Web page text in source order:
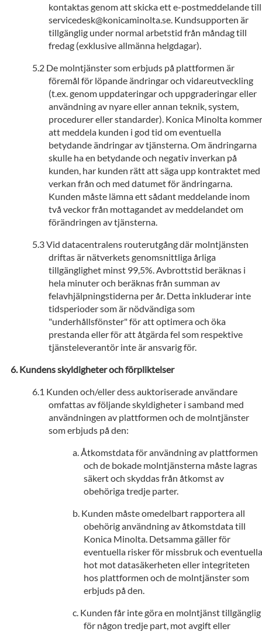
kontaktas genom att skicka ett e-postmeddelande till
servicedesk@konicaminolta.se. Kundsupporten är
tillgänglig under normal arbetstid från måndag till
fredag (exklusive allmänna helgdagar).
De molntjänster som erbjuds på plattformen är
föremål för löpande ändringar och vidareutveckling
(t.ex. genom uppdateringar och uppgraderingar eller
användning av nyare eller annan teknik, system,
procedurer eller standarder). Konica Minolta kommer
att meddela kunden i god tid om eventuella
betydande ändringar av tjänsterna. Om ändringarna
skulle ha en betydande och negativ inverkan på
kunden, har kunden rätt att säga upp kontraktet med
verkan från och med datumet för ändringarna.
Kunden måste lämna ett sådant meddelande inom
två veckor från mottagandet av meddelandet om
förändringen av tjänsterna.
Vid datacentralens routerutgång där molntjänsten
driftas är nätverkets genomsnittliga årliga
tillgänglighet minst 99,5%. Avbrottstid beräknas i
hela minuter och beräknas från summan av
felavhjälpningstiderna per år. Detta inkluderar inte
tidsperioder som är nödvändiga som
"underhållsfönster" för att optimera och öka
prestanda eller för att åtgärda fel som respektive
tjänsteleverantör inte är ansvarig för.
Kundens skyldigheter och förpliktelser
Kunden och/eller dess auktoriserade användare
omfattas av följande skyldigheter i samband med
användningen av plattformen och de molntjänster
som erbjuds på den:
Åtkomstdata för användning av plattformen
och de bokade molntjänsterna måste lagras
säkert och skyddas från åtkomst av
obehöriga tredje parter.
Kunden måste omedelbart rapportera all
obehörig användning av åtkomstdata till
Konica Minolta. Detsamma gäller för
eventuella risker för missbruk och eventuella
hot mot datasäkerheten eller integriteten
hos plattformen och de molntjänster som
erbjuds på den.
Kunden får inte göra en molntjänst tillgänglig
för någon tredje part, mot avgift eller